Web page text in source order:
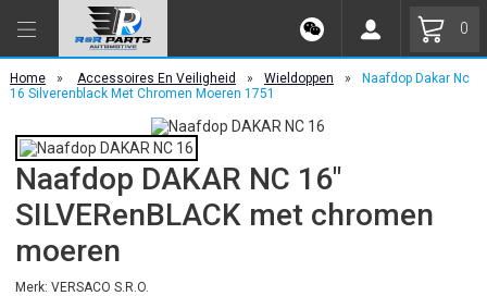
0
Home » Accessoires En Veiligheid » Wieldoppen »
Naafdop Dakar Nc
16 Silverenblack Met Chromen Moeren 1751
Naafdop DAKAR NC 16"
SILVERenBLACK met chromen
moeren
Merk: VERSACO S.R.O.